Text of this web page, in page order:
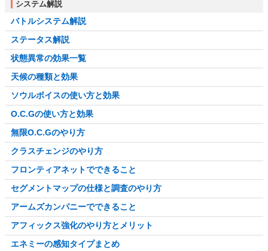
システム解説
バトルシステム解説
ステータス解説
状態異常の効果一覧
天候の種類と効果
ソウルボイスの使い方と効果
O.C.Gの使い方と効果
無限O.C.Gのやり方
クラスチェンジのやり方
フロンティアネットでできること
セグメントマップの仕様と調査のやり方
アームズカンパニーでできること
アフィックス強化のやり方とメリット
エネミーの感知タイプまとめ